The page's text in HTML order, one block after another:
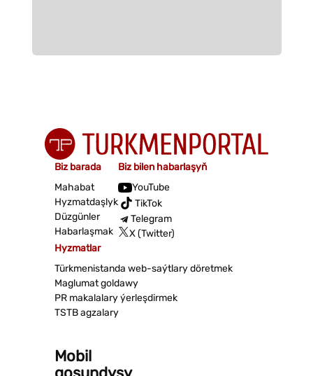
Biz barada
Mahabat
Hyzmatdaşlyk
Düzgünler
Habarlaşmak
Biz bilen habarlaşyň
YouTube
TikTok
Telegram
X (Twitter)
Hyzmatlar
Türkmenistanda web-saýtlary döretmek
Maglumat goldawy
PR makalalary ýerleşdirmek
TSTB agzalary
Mobil